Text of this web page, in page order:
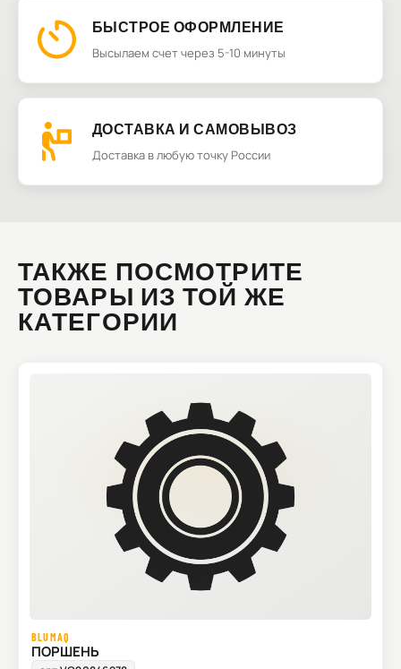
БЫСТРОЕ ОФОРМЛЕНИЕ
Высылаем счет через 5-10 минуты
ДОСТАВКА И САМОВЫВОЗ
Доставка в любую точку России
ТАКЖЕ ПОСМОТРИТЕ
ТОВАРЫ ИЗ ТОЙ ЖЕ
КАТЕГОРИИ
BLUMAQ
ПОРШЕНЬ